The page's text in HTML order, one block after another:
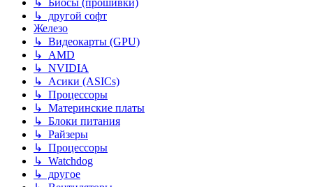
↳ другой софт
Железо
↳ Видеокарты (GPU)
↳ AMD
↳ NVIDIA
↳ Асики (ASICs)
↳ Процессоры
↳ Материнские платы
↳ Блоки питания
↳ Райзеры
↳ Процессоры
↳ Watchdog
↳ другое